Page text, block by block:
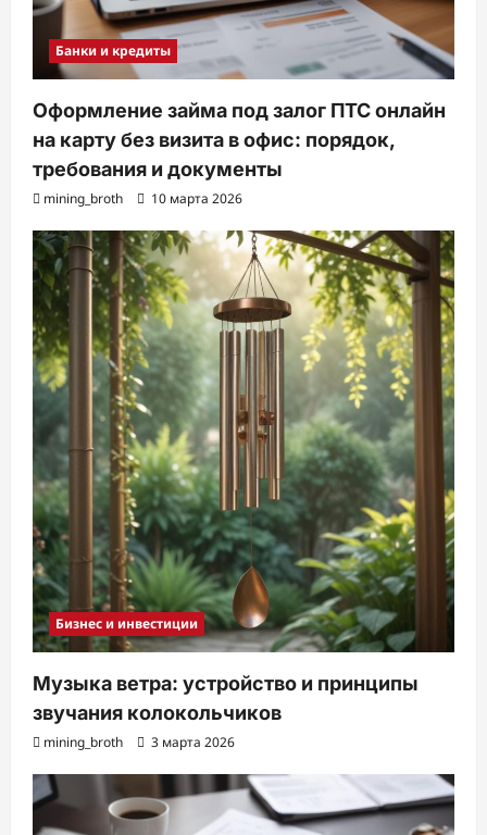
Банки и кредиты
Оформление займа под залог ПТС онлайн
на карту без визита в офис: порядок,
требования и документы
mining_broth 10 марта 2026
Бизнес и инвестиции
Музыка ветра: устройство и принципы
звучания колокольчиков
mining_broth 3 марта 2026